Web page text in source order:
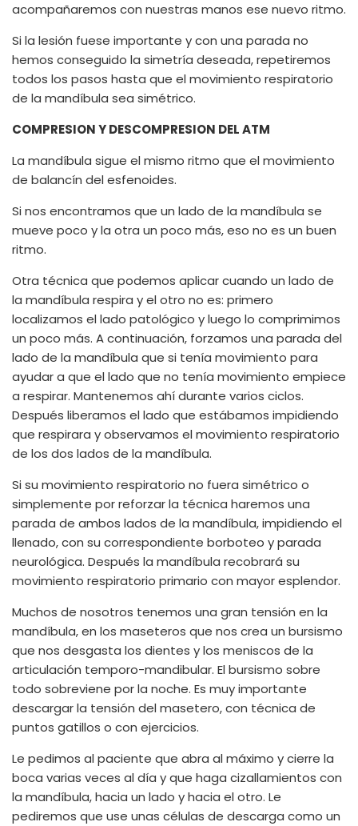
acompañaremos con nuestras manos ese nuevo ritmo.
Si la lesión fuese importante y con una parada no
hemos conseguido la simetría deseada, repetiremos
todos los pasos hasta que el movimiento respiratorio
de la mandíbula sea simétrico.
COMPRESION Y DESCOMPRESION DEL ATM
La mandíbula sigue el mismo ritmo que el movimiento
de balancín del esfenoides.
Si nos encontramos que un lado de la mandíbula se
mueve poco y la otra un poco más, eso no es un buen
ritmo.
Otra técnica que podemos aplicar cuando un lado de
la mandíbula respira y el otro no es: primero
localizamos el lado patológico y luego lo comprimimos
un poco más. A continuación, forzamos una parada del
lado de la mandíbula que si tenía movimiento para
ayudar a que el lado que no tenía movimiento empiece
a respirar. Mantenemos ahí durante varios ciclos.
Después liberamos el lado que estábamos impidiendo
que respirara y observamos el movimiento respiratorio
de los dos lados de la mandíbula.
Si su movimiento respiratorio no fuera simétrico o
simplemente por reforzar la técnica haremos una
parada de ambos lados de la mandíbula, impidiendo el
llenado, con su correspondiente borboteo y parada
neurológica. Después la mandíbula recobrará su
movimiento respiratorio primario con mayor esplendor.
Muchos de nosotros tenemos una gran tensión en la
mandíbula, en los maseteros que nos crea un bursismo
que nos desgasta los dientes y los meniscos de la
articulación temporo-mandibular. El bursismo sobre
todo sobreviene por la noche. Es muy importante
descargar la tensión del masetero, con técnica de
puntos gatillos o con ejercicios.
Le pedimos al paciente que abra al máximo y cierre la
boca varias veces al día y que haga cizallamientos con
la mandíbula, hacia un lado y hacia el otro. Le
pediremos que use unas células de descarga como un